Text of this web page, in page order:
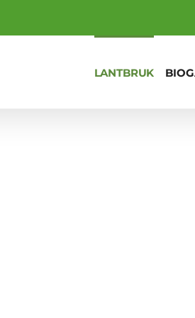
LANTBRUK